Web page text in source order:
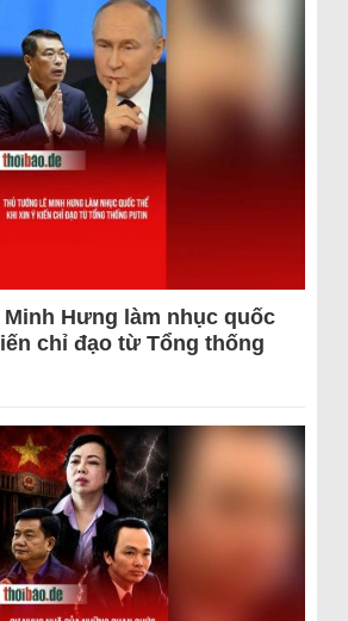
Hưng làm nhục quốc
chỉ đạo từ Tổng thống